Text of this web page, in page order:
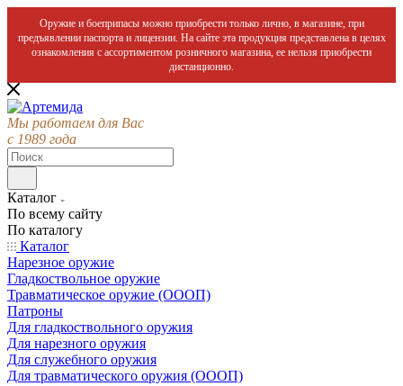
Оружие и боеприпасы можно приобрести только лично, в магазине, при
предъявлении паспорта и лицензии. На сайте эта продукция представлена в целях
ознакомления с ассортиментом розничного магазина, ее нельзя приобрести
дистанционно.
Мы работаем для Вас
с 1989 года
Каталог
По всему сайту
По каталогу
Каталог
Нарезное оружие
Гладкоствольное оружие
Травматическое оружие (ОООП)
Патроны
Для гладкоствольного оружия
Для нарезного оружия
Для служебного оружия
Для травматического оружия (ОООП)